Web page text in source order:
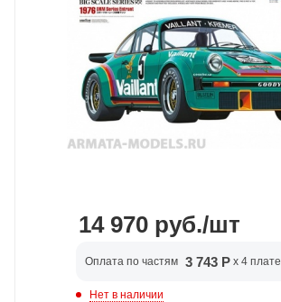
14 970 руб./шт
Оплата по частям 3 743 Р x 4
Нет в наличии